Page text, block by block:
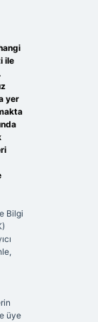
ile
yer
Bilgi
üye